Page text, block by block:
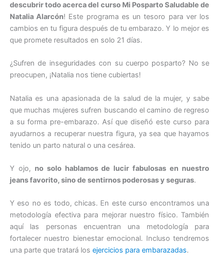
descubrir todo acerca del curso Mi Posparto Saludable de
Natalia Alarcón! Este programa es un tesoro para ver los
cambios en tu figura después de tu embarazo. Y lo mejor es
que promete resultados en solo 21 días.
¿Sufren de inseguridades con su cuerpo posparto? No se
preocupen, ¡Natalia nos tiene cubiertas!
Natalia es una apasionada de la salud de la mujer, y sabe
que muchas mujeres sufren buscando el camino de regreso
a su forma pre-embarazo. Así que diseñó este curso para
ayudarnos a recuperar nuestra figura, ya sea que hayamos
tenido un parto natural o una cesárea.
Y ojo, no solo hablamos de lucir fabulosas en nuestro
jeans favorito, sino de sentirnos poderosas y seguras.
Y eso no es todo, chicas. En este curso encontramos una
metodología efectiva para mejorar nuestro físico. También
aquí las personas encuentran una metodología para
fortalecer nuestro bienestar emocional. Incluso tendremos
una parte que tratará los ejercicios para embarazadas.